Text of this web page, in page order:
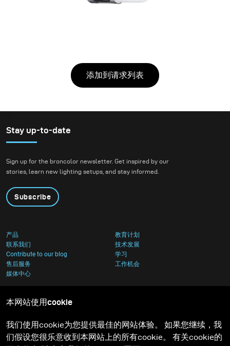
添加到请求列表
Stay up-to-date
Sign up for the broncolor newsletter. Get inspired by our
stories, learn new lighting setups, and stay informed.
Subscribe
产品
教育计划
联系我们
技术发展
Contribute to our blog
学习
售后服务
工作机会
媒体中心
本网站使用cookie
我们使用cookie为您提供最佳的网站体验。 如果您继续，我
们假设您很乐意收到本网站上的所有cookie。 有关cookie的